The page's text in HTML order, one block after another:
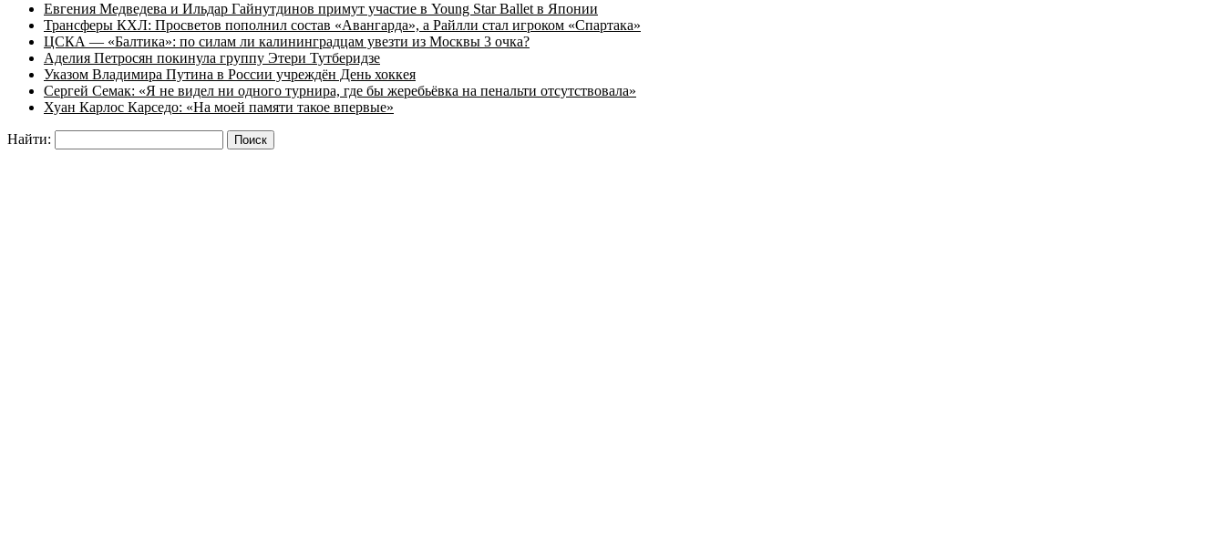
Евгения Медведева и Ильдар Гайнутдинов примут участие в Young Star Ballet в Японии
Трансферы КХЛ: Просветов пополнил состав «Авангарда», а Райлли стал игроком «Спартака»
ЦСКА — «Балтика»: по силам ли калининградцам увезти из Москвы 3 очка?
Аделия Петросян покинула группу Этери Тутберидзе
Указом Владимира Путина в России учреждён День хоккея
Сергей Семак: «Я не видел ни одного турнира, где бы жеребьёвка на пенальти отсутствовала»
Хуан Карлос Карседо: «На моей памяти такое впервые»
Найти: